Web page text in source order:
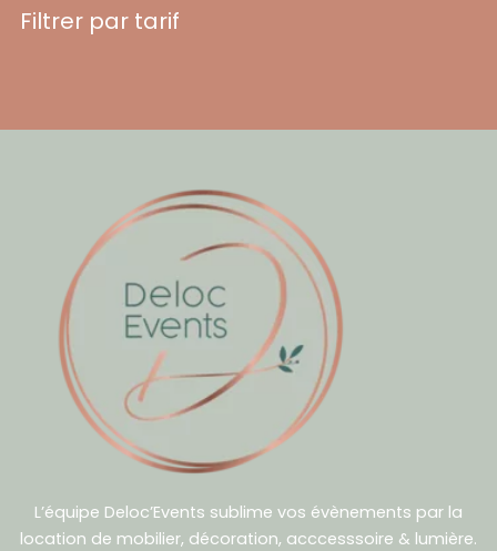
Filtrer par tarif
L’équipe Deloc’Events sublime vos évènements par la
location de mobilier, décoration, acccesssoire & lumière.